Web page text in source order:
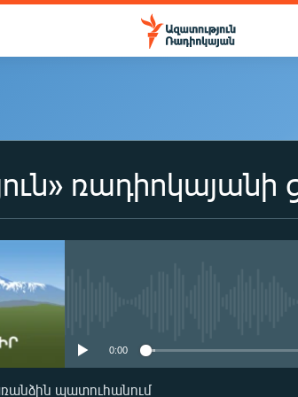
ռադիոկայանի
0:00
պատուհանում